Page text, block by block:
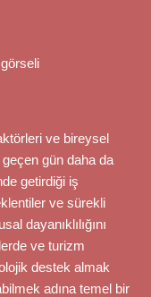
ve bireysel
geçen gün daha da
getirdiği iş
ve sürekli
dayanıklılığını
ve turizm
destek almak
adına temel bir